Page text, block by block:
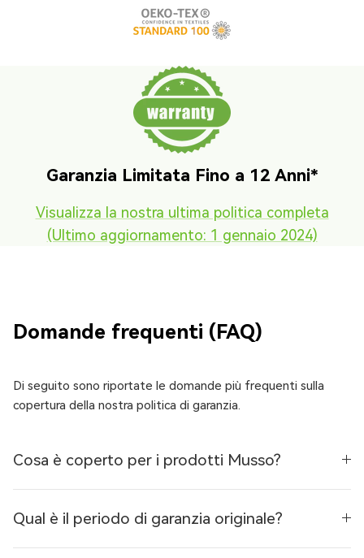
Garanzia Limitata Fino a 12 Anni*
Visualizza la nostra ultima politica completa
(Ultimo aggiornamento: 1 gennaio 2024)
Domande frequenti (FAQ)
Di seguito sono riportate le domande più frequenti sulla
copertura della nostra politica di garanzia.
Cosa è coperto per i prodotti Musso?
Qual è il periodo di garanzia originale?